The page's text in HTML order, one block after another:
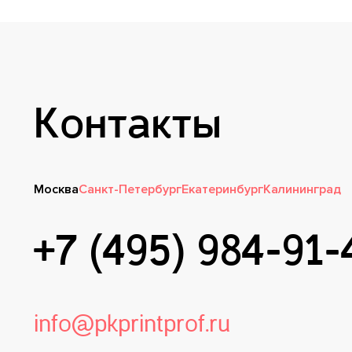
Контакты
МоскваСанкт-ПетербургЕкатеринбургКалининград
+7 (495) 984-91-
info@pkprintprof.ru